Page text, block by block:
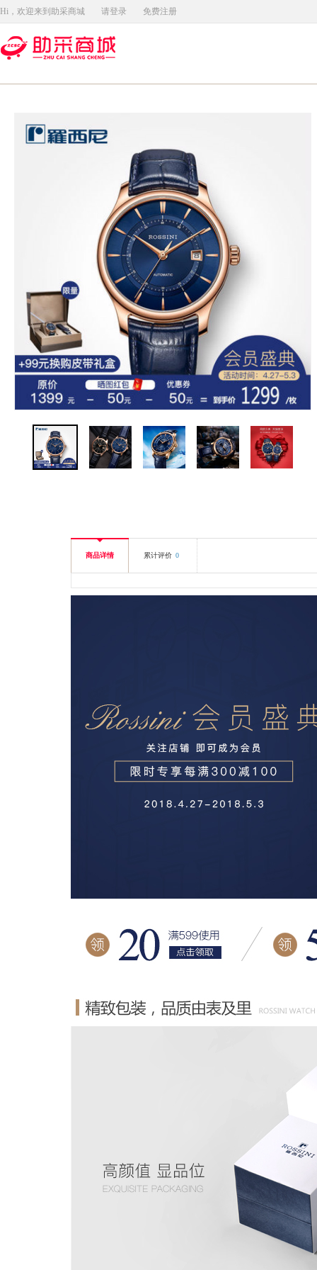
Hi，欢迎来到助采商城 请登录 免费注册
商品详情 累计评价 0